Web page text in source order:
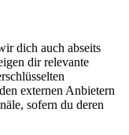
dich auch abseits
dir relevante
externen Anbietern
sofern du deren